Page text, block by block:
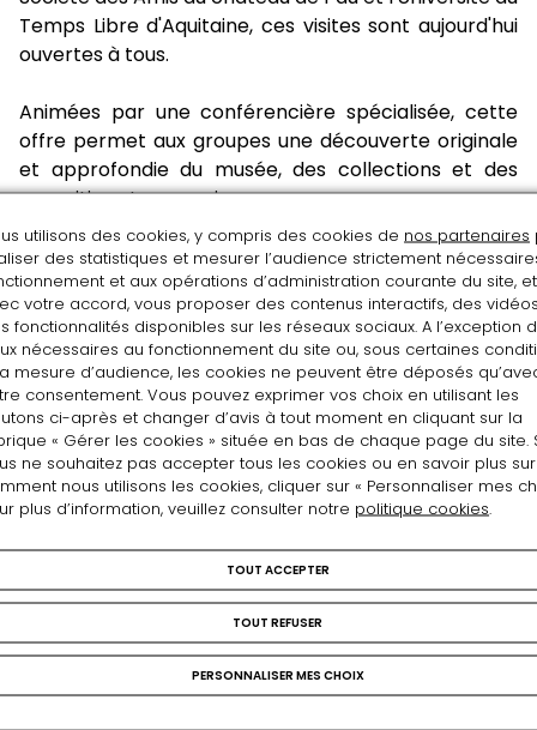
Temps Libre d'Aquitaine, ces visites sont aujourd'hui
ouvertes à tous.
Animées par une conférencière spécialisée, cette
offre permet aux groupes une découverte originale
et approfondie du musée, des collections et des
expositions temporaires en cours.
Avantages proposés aux
amis du musée
Être membre de la Société des Amis du château,
c'est aussi bénéficier d'un accès privilégié au musée
et de nombreux avantages exclusifs.
Tous les Amis du musée bénéficient, sur
présentation d’une carte en cours de validité :
♦ de la gratuité d'accès aux collections permanentes
et temporaires du musée *
♦ d'invitations aux vernissages des expositions
et avant-premières du musée
♦ d'un programme de visites spécifiques conçues
avec les conservateurs du musée et animées par
les conférencières de la Réunion des musées
utilisons des cookies, y compris des cookies de nos partenaires
des statistiques et mesurer l’audience strictement
et aux opérations d’administration courante du site, et
votre accord, vous proposer des contenus interactifs, des
fonctionnalités disponibles sur les réseaux sociaux. A l’exception
nécessaires au fonctionnement du site ou, sous certaines
mesure d’audience, les cookies ne peuvent être déposés
consentement. Vous pouvez exprimer vos choix en utilisant les
ci-après et changer d’avis à tout moment en cliquant sur la
« Gérer les cookies » située en bas de chaque page du site.
ne souhaitez pas accepter tous les cookies ou en savoir plus sur
nous utilisons les cookies, cliquer sur « Personnaliser mes
plus d’information, veuillez consulter notre politique cookies.
TOUT ACCEPTER
TOUT REFUSER
PERSONNALISER MES CHOIX